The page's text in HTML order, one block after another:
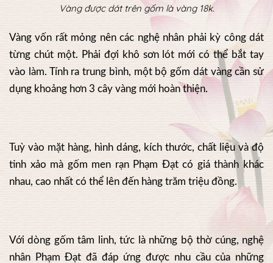
Vàng được dát trên gốm là vàng 18k.
Vàng vốn rất mỏng nên các nghệ nhân phải kỳ công dát
từng chút một. Phải đợi khô sơn lót mới có thể bắt tay
vào làm. Tính ra trung bình, một bộ gốm dát vàng cần sử
dụng khoảng hơn 3 cây vàng mới hoàn thiện.
Tuỳ vào mặt hàng, hình dáng, kích thước, chất liệu và độ
tinh xảo mà gốm men rạn Phạm Đạt có giá thành khác
nhau, cao nhất có thể lên đến hàng trăm triệu đồng.
Với dòng gốm tâm linh, tức là những bộ thờ cúng, nghệ
nhân Phạm Đạt đã đáp ứng được nhu cầu của những